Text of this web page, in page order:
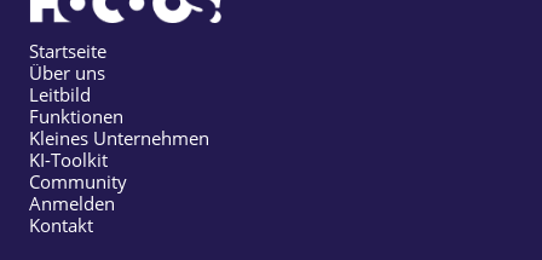
Startseite
Über uns
Leitbild
Funktionen
Kleines Unternehmen
KI-Toolkit
Community
Anmelden
Kontakt